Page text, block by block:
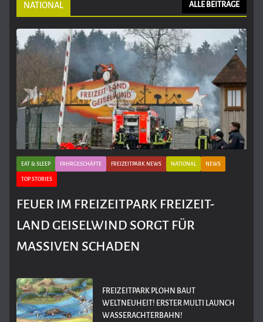
NATIONAL ALLE BEITRÄGE
EAT & SLEEP FAHRGESCHÄFTE FREIZEITPARK NEWS NATIONAL NEWS
TOP STORIES
FEUER IM FREIZEITPARK FREIZEIT-
LAND GEISELWIND SORGT FÜR
MASSIVEN SCHADEN
FREIZEITPARK PLOHN BAUT
WELTNEUHEIT! ERSTER MULTI LAUNCH
WASSERACHTERBAHN!